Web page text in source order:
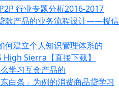
行业专题分析2016-2017
款产品的业务流程设计——授信
何建立个人知识管理体系的
Sierra【直接下载】
学习互金产品的
白条」为例的消费商品贷学习